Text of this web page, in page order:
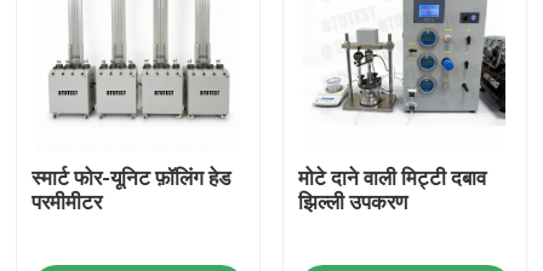
स्मार्ट फोर-यूनिट फ़ॉलिंग हेड
परमीमीटर
मोटे दाने वाली मिट्टी दबाव
झिल्ली उपकरण